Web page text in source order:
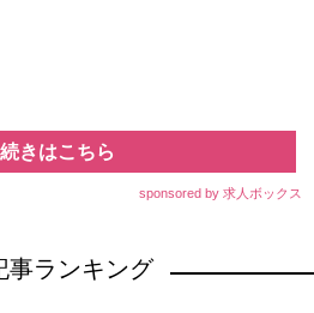
続きはこちら
sponsored by 求人ボックス
事ランキング